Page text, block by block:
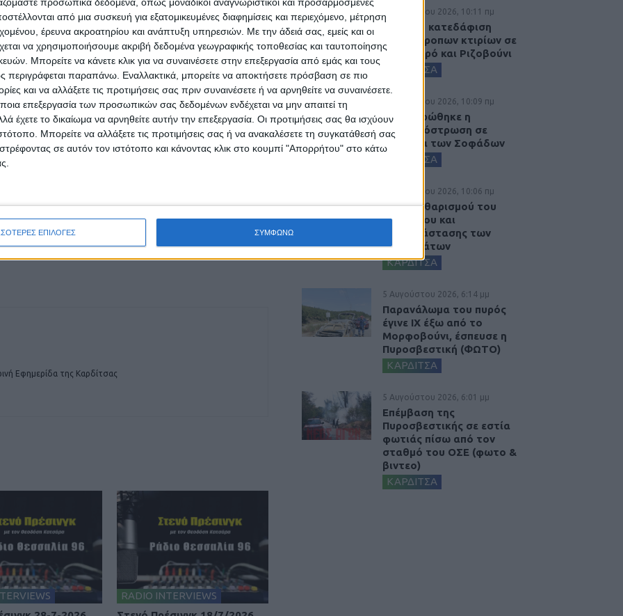
προσωπικά δεδομένα, όπως μοναδικοί αναγνωριστικοί και προσαρμοσμένες
από μια συσκευή για εξατομικευμένες διαφημίσεις και περιεχόμενο, μέτρηση
έρευνα ακροατηρίου και ανάπτυξη υπηρεσιών. Με την άδειά σας, εμείς και οι
να χρησιμοποιήσουμε ακριβή δεδομένα γεωγραφικής τοποθεσίας και ταυτοποίησης
Μπορείτε να κάνετε κλικ για να συναινέσετε στην επεξεργασία από εμάς και τους
περιγράφεται παραπάνω. Εναλλακτικά, μπορείτε να αποκτήσετε πρόσβαση σε πιο
και να αλλάξετε τις προτιμήσεις σας πριν συναινέσετε ή να αρνηθείτε να συναινέσετε.
επεξεργασία των προσωπικών σας δεδομένων ενδέχεται να μην απαιτεί τη
έχετε το δικαίωμα να αρνηθείτε αυτήν την επεξεργασία. Οι προτιμήσεις σας θα ισχύουν
Μπορείτε να αλλάξετε τις προτιμήσεις σας ή να ανακαλέσετε τη συγκατάθεσή σας
σε αυτόν τον ιστότοπο και κάνοντας κλικ στο κουμπί "Απορρήτου" στο κάτω
ΕΠΙΛΟΓΕΣ ΣΥΜΦΩΝΩ
ΝΕΟΣ ΑΓΩΝ στο Google News!
της Καρδίτσας και ευρύτερα της Θεσσαλίας
ΕΠΟΜΕΝΟ ΑΡΘΡΟ
Εφημερίδα της Καρδίτσας
RADIO INTERVIEWS
6 Αυγούστου 2026, 10:11 πμ
Ξεκινά η κατεδάφιση
ετοιμόρροπων κτιρίων σε
Αγναντερό και Ριζοβούνι
ΚΑΡΔΙΤΣΑ
6 Αυγούστου 2026, 10:09 πμ
Ολοκληρώθηκε η
ασφαλτόστρωση σε
τμήματα των Σοφάδων
ΚΑΡΔΙΤΣΑ
6 Αυγούστου 2026, 10:06 πμ
Έργο καθαρισμού του
Ρογόζινου και
αποκατάστασης των
αναχωμάτων
ΚΑΡΔΙΤΣΑ
5 Αυγούστου 2026, 6:14 μμ
Παρανάλωμα του πυρός
έγινε ΙΧ έξω από το
Μορφοβούνι, έσπευσε η
Πυροσβεστική (ΦΩΤΟ)
ΚΑΡΔΙΤΣΑ
5 Αυγούστου 2026, 6:01 μμ
Επέμβαση της
Πυροσβεστικής σε εστία
φωτιάς πίσω από τον
σταθμό του ΟΣΕ (φωτο &
βιντεο)
ΚΑΡΔΙΤΣΑ